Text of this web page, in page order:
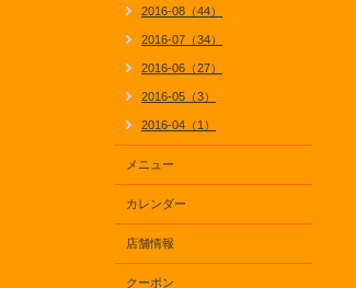
2016-08（44）
2016-07（34）
2016-06（27）
2016-05（3）
2016-04（1）
メニュー
カレンダー
店舗情報
クーポン